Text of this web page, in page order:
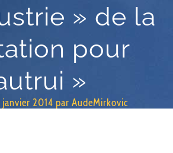
» de la
pour
»
janvier 2014 par AudeMirkovic